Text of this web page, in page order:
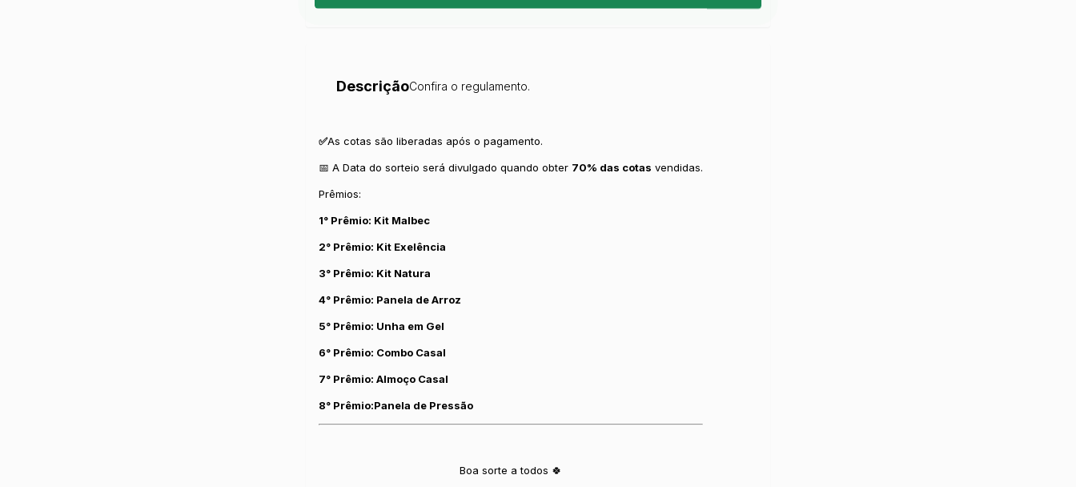
DescriçãoConfira o regulamento.
✅As cotas são liberadas após o pagamento.
📅 A Data do sorteio será divulgado quando obter 70% das cotas vendidas.
Prêmios:
1° Prêmio: Kit Malbec
2° Prêmio: Kit Exelência
3° Prêmio: Kit Natura
4° Prêmio: Panela de Arroz
5° Prêmio: Unha em Gel
6° Prêmio: Combo Casal
7° Prêmio: Almoço Casal
8° Prêmio:Panela de Pressão
Boa sorte a todos 🍀